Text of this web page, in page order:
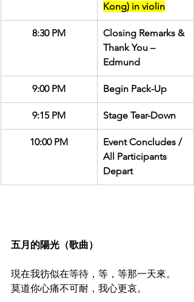
Kong) in violin
8:30 PM
Closing Remarks &
Thank You –
Edmund
9:00 PM Begin Pack-Up
9:15 PM Stage Tear-Down
10:00 PM
Event Concludes /
All Participants
Depart
五月的陽光（歌曲）
現在我彷似在等待，等，等那一天來。
莫道你心痛不可耐，我心更哀。